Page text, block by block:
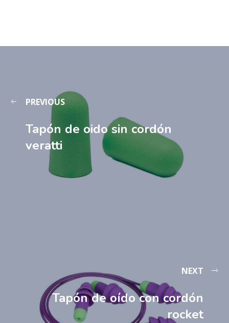
PREVIOUS
Tapón de oido sin cordón
veratti
NEXT
Tapón de oído con cordón
rocket